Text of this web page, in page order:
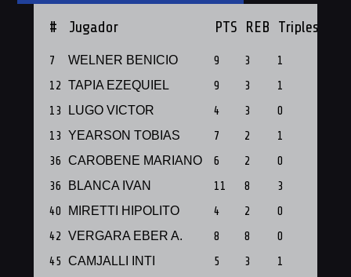
# Jugador PTS REB Triples
7 WELNER BENICIO 9 3 1
12 TAPIA EZEQUIEL 9 3 1
13
LUGO VICTOR 4 3 0
13 YEARSON TOBIAS 7 2 1
36 CAROBENE MARIANO 6 2 0
36
BLANCA IVAN 11 8 3
40
MIRETTI HIPOLITO 4 2 0
42 VERGARA EBER A. 8 8 0
45 CAMJALLI INTI 5 3 1